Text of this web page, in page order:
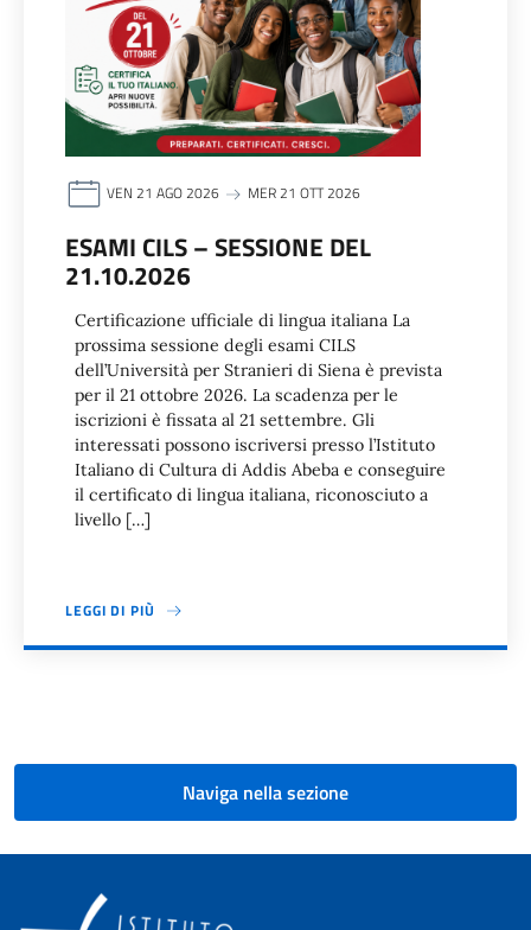
VEN 21 AGO 2026 MER 21 OTT 2026
ESAMI CILS – SESSIONE DEL
21.10.2026
Certificazione ufficiale di lingua italiana La
prossima sessione degli esami CILS
dell’Università per Stranieri di Siena è prevista
per il 21 ottobre 2026. La scadenza per le
iscrizioni è fissata al 21 settembre. Gli
interessati possono iscriversi presso l’Istituto
Italiano di Cultura di Addis Abeba e conseguire
il certificato di lingua italiana, riconosciuto a
livello […]
LEGGI DI PIÙ
Naviga nella sezione